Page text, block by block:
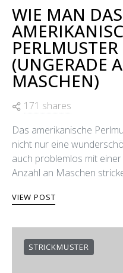
WIE MAN DAS
(UNGERADE
MASCHEN)
171 shares
Das amerikanische
nicht nur eine
auch problemlos mit
Anzahl an Maschen
VIEW POST
STRICKMUSTER